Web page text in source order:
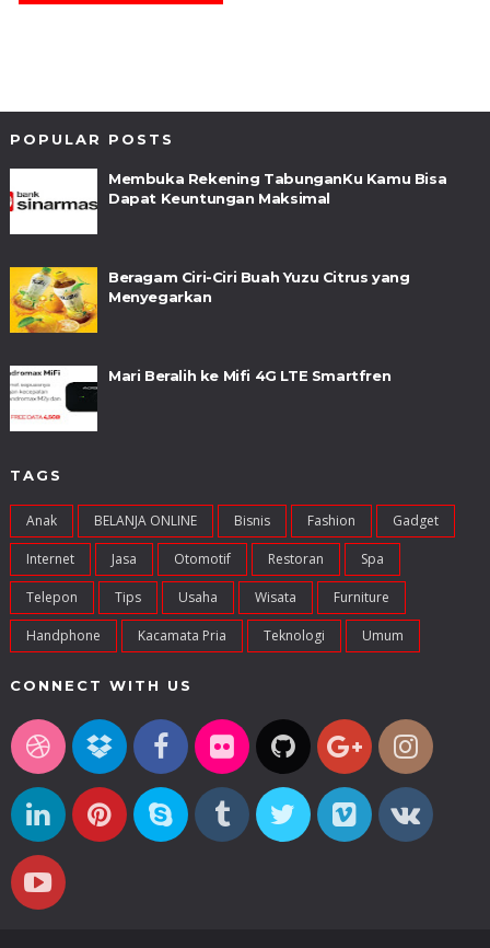
POPULAR POSTS
Membuka Rekening TabunganKu Kamu Bisa
Dapat Keuntungan Maksimal
Beragam Ciri-Ciri Buah Yuzu Citrus yang
Menyegarkan
Mari Beralih ke Mifi 4G LTE Smartfren
TAGS
Anak BELANJA ONLINE Bisnis Fashion Gadget
Internet Jasa Otomotif Restoran Spa
Telepon Tips Usaha Wisata Furniture
Handphone Kacamata Pria Teknologi Umum
CONNECT WITH US